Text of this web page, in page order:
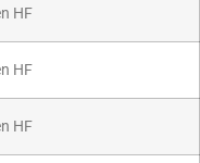
HF
HF
HF